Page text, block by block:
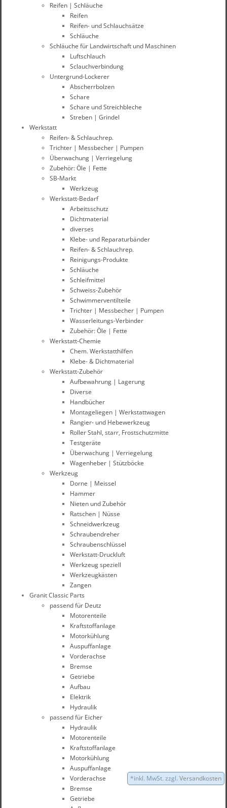
Reifen | Schläuche
Reifen
Reifen- und Schlauchsätze
Schläuche
Schläuche für Landwirtschaft und Maschinen
Luftschlauch
Sclauchverbindung
Untergrund-Lockerer
Abscherrbolzen
Schare
Schare und Streichbleche
Streben | Grindel
Werkstatt
Reifen- & Schlauchrep.
Trichter | Messbecher | Pumpen
Überwachung | Verriegelung
Zubehör: Öle | Fette
SB-Markt
Werkzeug
Werkstatt-Bedarf
Arbeitsschutz
Dichtmaterial
diverses
Klebe- und Reparaturbänder
Reifen- & Schlauchrep.
Reinigungs-Produkte
Schläuche
Schleifmittel
Schweiss-Zubehör
Schwimmerventilteile
Trichter | Messbecher | Pumpen
Wasserleitungs-Verbinder
Zubehör: Öle | Fette
Werkstatt-Chemie
Chem. Werkstatthilfen
Klebe- & Dichtmaterial
Werkstatt-Zubehör
Aufbewahrung | Lagerung
Diverse
Handbücher
Montageliegen | Werkstattwagen
Rangier- und Hebewerkzeug
Roller Stahl, starr, Frostschutzmitte
Testgeräte
Überwachung | Verriegelung
Wagenheber | Stützböcke
Werkzeug
Dorne | Meissel
Hammer
Nieten und Zubehör
Ratschen | Nüsse
Schneidwerkzeug
Schraubendreher
Schraubenschlüssel
Werkstatt-Druckluft
Werkzeug speziell
Werkzeugkästen
Zangen
Granit Classic Parts
passend für Deutz
Motorenteile
Kraftstoffanlage
Motorkühlung
Auspuffanlage
Vorderachse
Bremse
Getriebe
Aufbau
Elektrik
Hydraulik
passend für Eicher
Hydraulik
Motorenteile
Kraftstoffanlage
Motorkühlung
Auspuffanlage
Vorderachse
Bremse
Getriebe
*inkl. MwSt. zzgl. Versandkosten